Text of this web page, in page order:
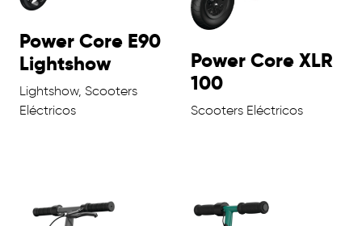
Power Core E90
Lightshow
Lightshow, Scooters
Eléctricos
Power Core XLR
100
Scooters Eléctricos